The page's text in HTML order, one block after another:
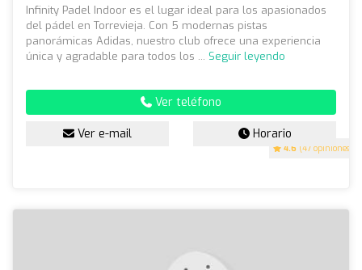
4.6 (47 opiniones)
Infinity Padel Indoor es el lugar ideal para los apasionados
del pádel en Torrevieja. Con 5 modernas pistas
panorámicas Adidas, nuestro club ofrece una experiencia
única y agradable para todos los ... Seguir leyendo
Ver teléfono
Ver e-mail Horario